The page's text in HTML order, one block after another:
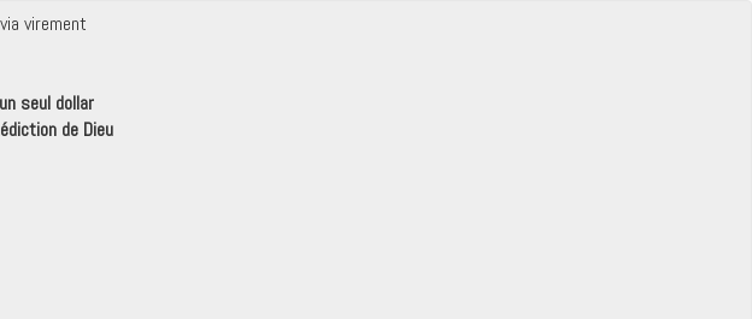
virement
seul dollar
de Dieu